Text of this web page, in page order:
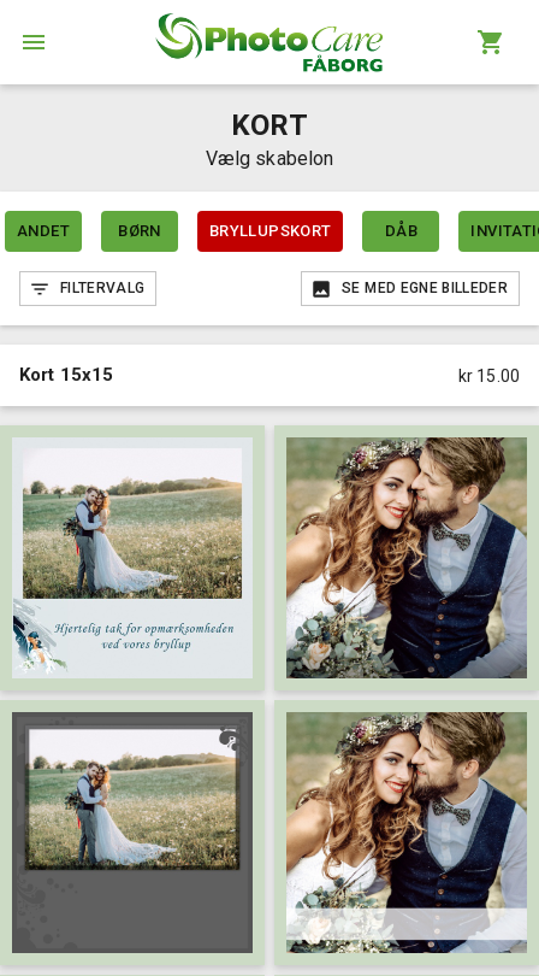
KORT
Vælg skabelon
ANDET BØRN BRYLLUPSKORT DÅB
FILTERVALG SE MED EGNE BILLEDER
Kort 15x15 kr 15.00